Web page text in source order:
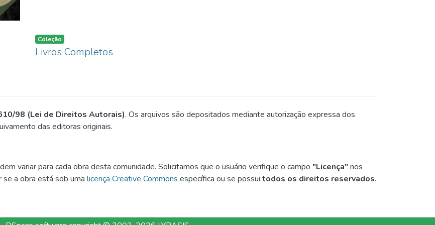
Coleção
Livros Completos
98 (Lei de Direitos Autorais). Os arquivos são depositados mediante autorização expressa dos
das editoras originais.
variar para cada obra desta comunidade. Solicitamos que o usuário verifique o campo "Licença"nos
a obra está sob uma licença Creative Commons específica ou se possui todos os direitos reservados.